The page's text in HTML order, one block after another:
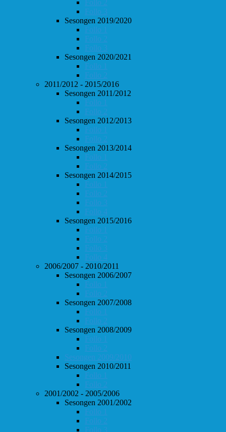
Follo 2
Follo 3
Sesongen 2019/2020
Follo 1
Follo 2
Follo 3
Sesongen 2020/2021
Follo 1
Follo 2
2011/2012 - 2015/2016
Sesongen 2011/2012
Follo 1
Follo 2
Sesongen 2012/2013
Follo 1
Follo 2
Sesongen 2013/2014
Follo 1
Follo 2
Sesongen 2014/2015
Follo 1
Follo 2
Follo 3
Follo 4
Sesongen 2015/2016
Follo 1
Follo 2
Follo 3
Follo 4
2006/2007 - 2010/2011
Sesongen 2006/2007
Follo 1
Follo 2
Sesongen 2007/2008
Follo 1
Follo 2
Sesongen 2008/2009
Follo 1
Follo 2
Sesongen 2009/2010
Sesongen 2010/2011
Follo 1
Follo 2
2001/2002 - 2005/2006
Sesongen 2001/2002
Follo 1
Follo 2
Follo 3